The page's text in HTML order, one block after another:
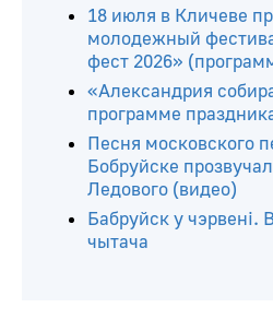
18 июля в Кличеве
молодежный
фест 2026»
«Александрия
программе
Песня московского
Бобруйске
Ледового (видео)
Бабруйск у чэрвені.
чытача